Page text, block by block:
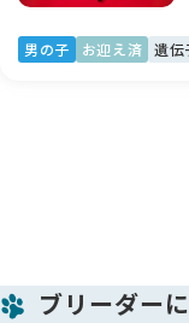
男の子
お迎え済 遺伝
ブリーダー